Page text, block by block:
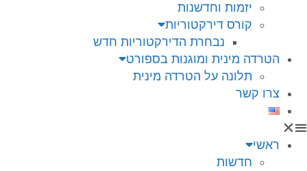
יזמות וחדשנות
קורס דירקטוריות
נבחרת הדירקטוריות חדש
הטרדה מינית ומוגנות בספורט
תלונה על הטרדה מינית
צרו קשר
ראשי
חדשות